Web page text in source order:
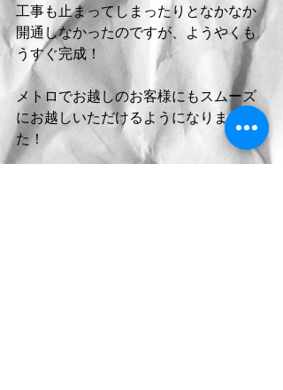
工事も止まってしまったりとなかなか
開通しなかったのですが、ようやくも
うすぐ完成！
メトロでお越しのお客様にもスムーズ
にお越しいただけるようになりまし
た！